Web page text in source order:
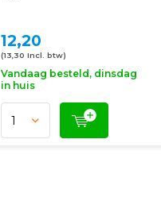
12,20
(13,30 Incl. btw)
Vandaag besteld, dinsdag
in huis